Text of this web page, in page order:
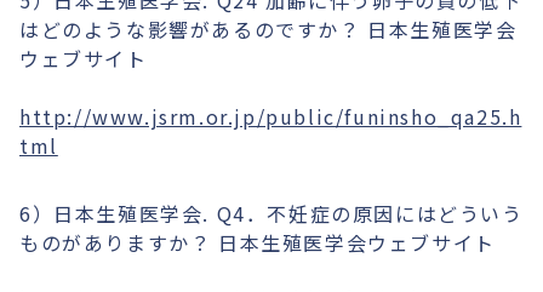
はどのような影響があるのですか？ 日本生殖医学会
ウェブサイト
http://www.jsrm.or.jp/public/funinsho_qa25.h
tml
6）日本生殖医学会. Q4．不妊症の原因にはどういう
ものがありますか？ 日本生殖医学会ウェブサイト